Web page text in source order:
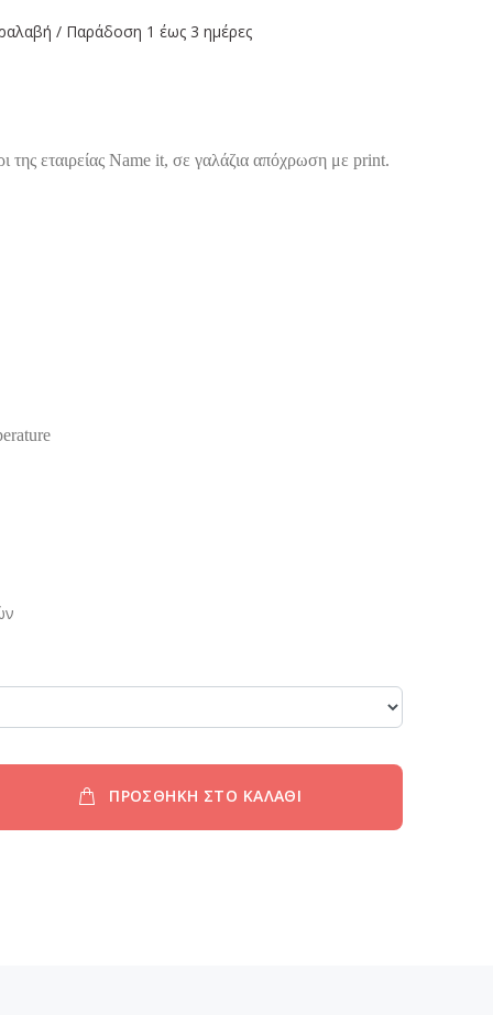
/ Παράδoση 1 έως 3 ημέρες
της εταιρείας Name it, σε γαλάζια απόχρωση με print.
ΠΡΟΣΘΗΚΗ ΣΤΟ ΚΑΛΑΘΙ